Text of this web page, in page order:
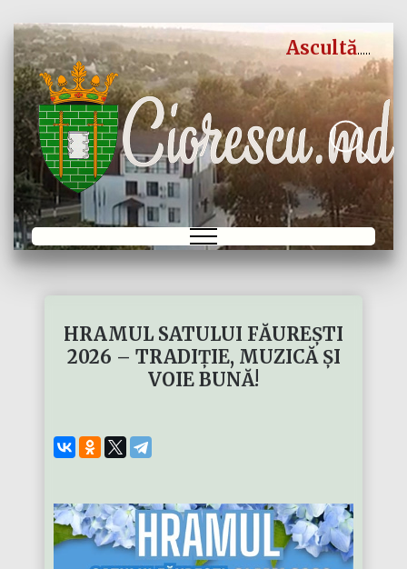
Ascultă
HRAMUL SATULUI FĂUREȘTI
2026 – TRADIȚIE, MUZICĂ ȘI
VOIE BUNĂ!